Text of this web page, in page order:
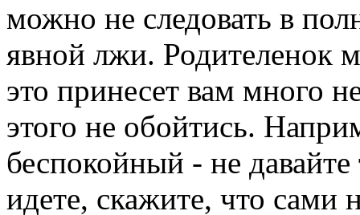
можно не следовать в
явной лжи. Родителенок
это принесет вам много
этого не обойтись.
беспокойный - не
идете, скажите, что сами